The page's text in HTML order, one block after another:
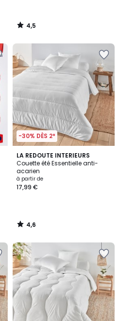
4,5
/
-30% DÈS 2*
LA REDOUTE INTERIEURS
Couette été Essentielle anti-
acarien
à partir de
17,99 €
4,6
/ 5
4,6
/